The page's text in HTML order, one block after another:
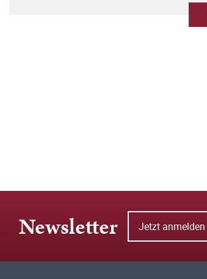
Newsletter Jetzt anmelden